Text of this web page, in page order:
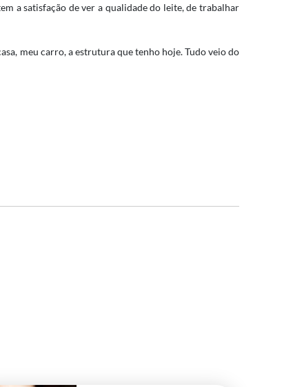
a satisfação de ver a qualidade do leite, de trabalhar
meu carro, a estrutura que tenho hoje. Tudo veio do